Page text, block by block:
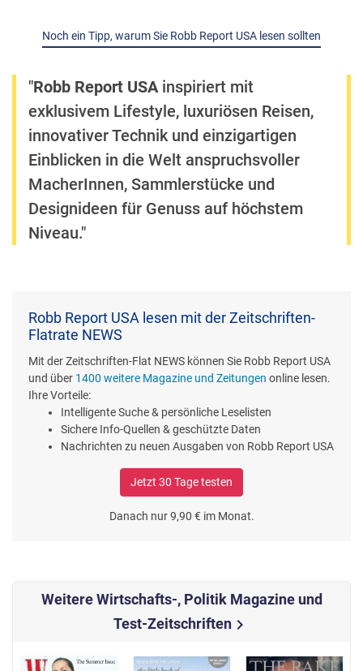
Noch ein Tipp, warum Sie Robb Report USA lesen sollten
"Robb Report USAinspiriert mit
exklusivem Lifestyle, luxuriösen Reisen,
innovativer Technik und einzigartigen
Einblicken in die Welt anspruchsvoller
MacherInnen, Sammlerstücke und
Designideen für Genuss auf höchstem
Niveau."
Robb Report USA lesen mit der Zeitschriften-
Flatrate NEWS
Mit der Zeitschriften-Flat NEWS können Sie Robb Report USA
und über 1400 weitere Magazine und Zeitungen online lesen.
Ihre Vorteile:
Intelligente Suche & persönliche Leselisten
Sichere Info-Quellen & geschützte Daten
Nachrichten zu neuen Ausgaben von Robb Report USA
Jetzt 30 Tage testen
Danach nur 9,90 € im Monat.
Weitere Wirtschafts-, Politik Magazine und
Test-Zeitschriftenchevron_right